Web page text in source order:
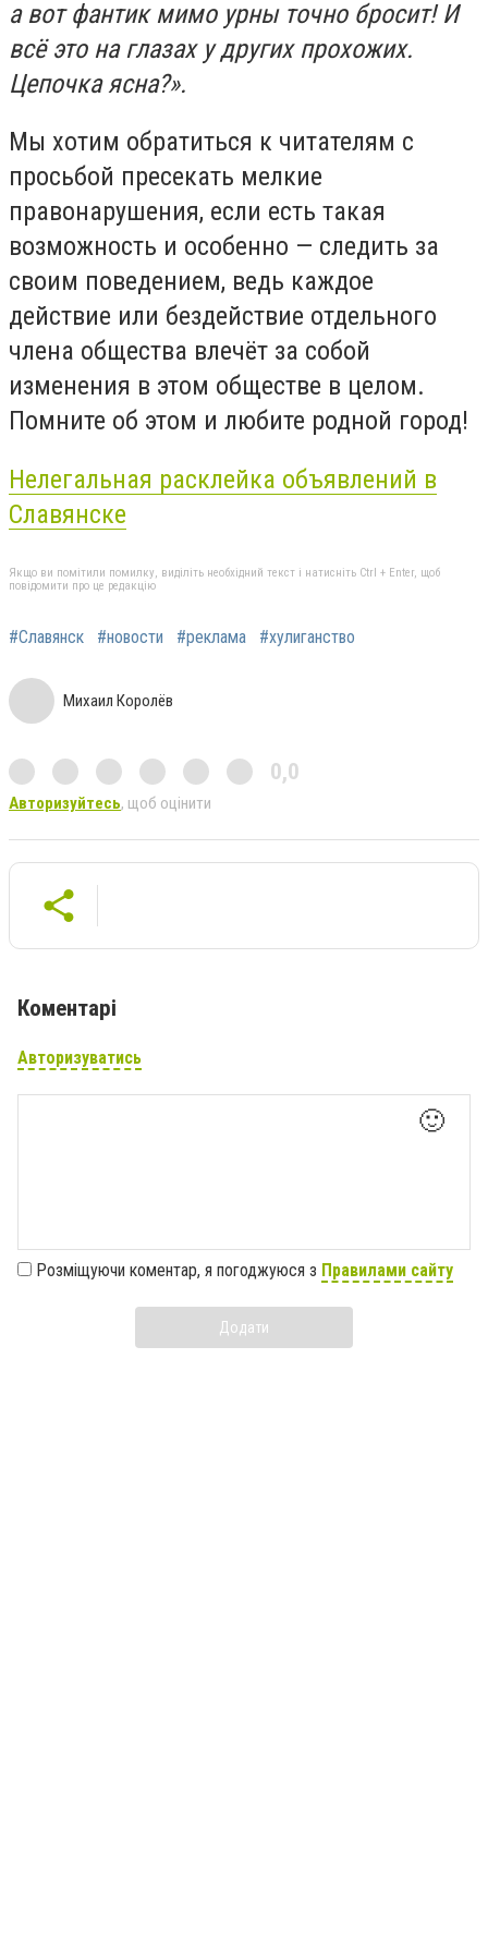
а вот фантик мимо урны точно бросит! И
всё это на глазах у других прохожих.
Цепочка ясна?».
Мы хотим обратиться к читателям с
просьбой пресекать мелкие
правонарушения, если есть такая
возможность и особенно — следить за
своим поведением, ведь каждое
действие или бездействие отдельного
члена общества влечёт за собой
изменения в этом обществе в целом.
Помните об этом и любите родной город!
Нелегальная расклейка объявлений в
Славянске
Якщо ви помітили помилку, виділіть необхідний текст і натисніть Ctrl + Enter, щоб
повідомити про це редакцію
#Славянск #новости #реклама #хулиганство
Михаил Королёв
0,0
Авторизуйтесь, щоб оцінити
Коментарі
Авторизуватись
🙂
Розміщуючи коментар, я погоджуюся з Правилами сайту
Додати